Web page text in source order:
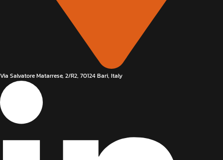
Via Salvatore Matarrese, 2/R2, 70124 Bari, Italy